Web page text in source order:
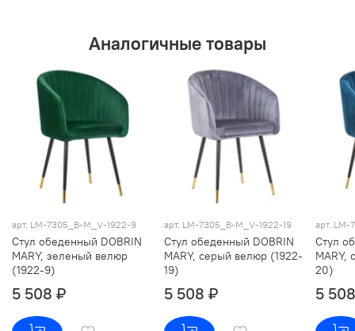
Аналогичные товары
арт. LM-7305_B-M_V-1922-9
Стул обеденный DOBRIN
MARY, зеленый велюр
(1922-9)
5 508 ₽
арт. LM-7305_B-M_V-1922-19
Стул обеденный DOBRIN
MARY, серый велюр (1922-
19)
5 508 ₽
арт.
Стул
MARY,
20)
5